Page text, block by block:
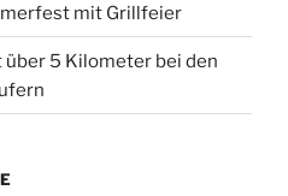
mit Grillfeier
5 Kilometer bei den